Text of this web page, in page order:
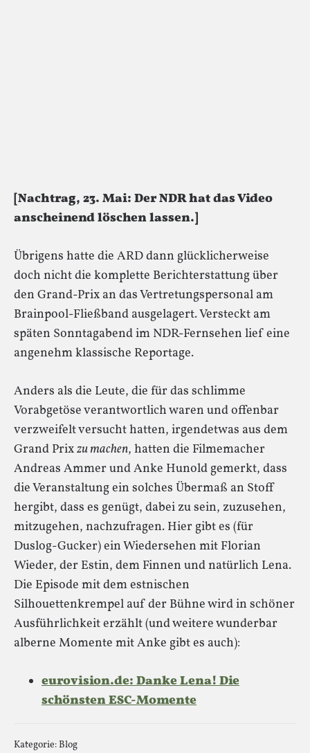
[Nachtrag, 23. Mai: Der NDR hat das Video
anscheinend löschen lassen.]
Übrigens hatte die ARD dann glücklicherweise
doch nicht die komplette Berichterstattung über
den Grand-Prix an das Vertretungspersonal am
Brainpool-Fließband ausgelagert. Versteckt am
späten Sonntagabend im NDR-Fernsehen lief eine
angenehm klassische Reportage.
Anders als die Leute, die für das schlimme
Vorabgetöse verantwortlich waren und offenbar
verzweifelt versucht hatten, irgendetwas aus dem
Grand Prixzu machen, hatten die Filmemacher
Andreas Ammer und Anke Hunold gemerkt, dass
die Veranstaltung ein solches Übermaß an Stoff
hergibt, dass es genügt, dabei zu sein, zuzusehen,
mitzugehen, nachzufragen. Hier gibt es (für
Duslog-Gucker) ein Wiedersehen mit Florian
Wieder, der Estin, dem Finnen und natürlich Lena.
Die Episode mit dem estnischen
Silhouettenkrempel auf der Bühne wird in schöner
Ausführlichkeit erzählt (und weitere wunderbar
alberne Momente mit Anke gibt es auch):
eurovision.de: Danke Lena! Die
schönsten ESC-Momente
Kategorie:Blog